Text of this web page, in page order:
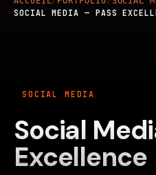
Accueil
Services
MARKETING
WEB
Réalisations
SOCIAL MEDIA — PASS
SOCIAL MEDIA
Social
Excellence